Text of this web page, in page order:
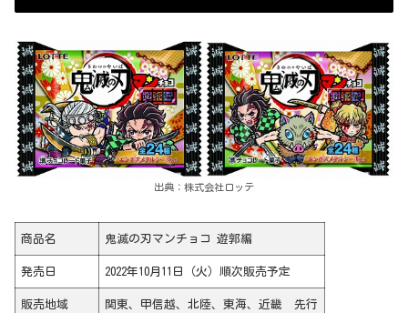
出典：株式会社ロッテ
商品名 鬼滅の刃マンチョコ 遊郭編
発売日 2022年10月11日（火）順次販売予定
販売地域 関東、甲信越、北陸、東海、近畿 先行